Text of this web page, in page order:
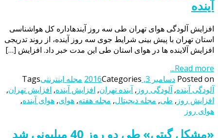
آینده
افزایش آلودگی هوای تهران طی سه روز آیندهاداره کل هواشناسی
استان تهران با پیش بینی شرایط جوی سه روز آینده، از روند تدریجی
افزایش آلاینده ها در هوای استان طی این مدت خبر داد. افزایش […]
Read more...
Posted on دسامبر 3, 2016 Categories مجله اینترنتیTags
آلودگی آینده,آلودگی روز ,آینده تهران, افزایش آینده, افزایش تهران,
افزایش روز , طی, مجله دیجیتال, مجله هفته, هوای, هوای آینده,
هوای روز
«مشکل گیتی» طی دو روز 40 میلیونی شد